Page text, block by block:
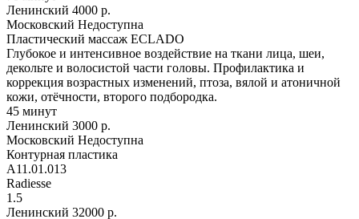
Ленинский 4000 р.
Московский Недоступна
Пластический массаж ECLADO
Глубокое и интенсивное воздействие на ткани лица, шеи,
декольте и волосистой части головы. Профилактика и
коррекция возрастных изменений, птоза, вялой и атоничной
кожи, отёчности, второго подбородка.
45 минут
Ленинский 3000 р.
Московский Недоступна
Контурная пластика
А11.01.013
Radiesse
1.5
Ленинский 32000 р.